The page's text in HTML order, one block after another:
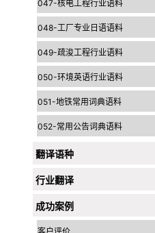
047-核电工程行业语料
048-工厂专业日语语料
049-疏浚工程行业语料
050-环境英语行业语料
051-地铁常用词典语料
052-常用公告词典语料
翻译语种
行业翻译
成功案例